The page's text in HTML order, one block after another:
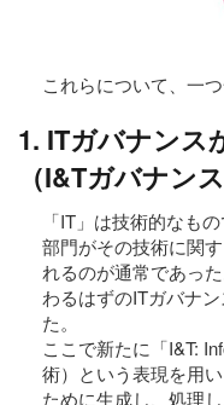
これらについて、一
1. ITガバナンス
（I&Tガバナン
「IT」は技術的なも
部門がその技術に関
れるのが通常であっ
わるはずのITガバナ
た。
ここで新たに「I&T:
術）という表現を用
ために生成し、処理